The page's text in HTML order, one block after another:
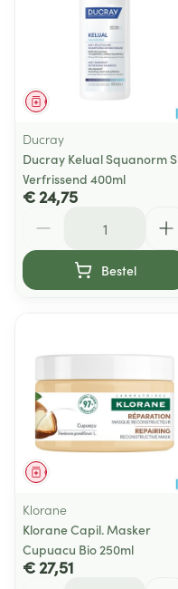
Geneesmiddel
Ducray
Ducray Kelual Squanorm
Verfrissend 400ml
€ 24,75
Bestel
Geneesmiddel
Klorane
Klorane Capil. Masker
Cupuacu Bio 250ml
€ 27,51